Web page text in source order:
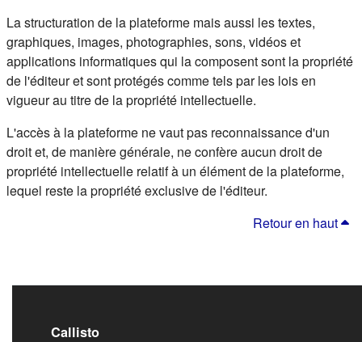
La structuration de la plateforme mais aussi les textes,
graphiques, images, photographies, sons, vidéos et
applications informatiques qui la composent sont la propriété
de l'éditeur et sont protégés comme tels par les lois en
vigueur au titre de la propriété intellectuelle.
L'accès à la plateforme ne vaut pas reconnaissance d'un
droit et, de manière générale, ne confère aucun droit de
propriété intellectuelle relatif à un élément de la plateforme,
lequel reste la propriété exclusive de l'éditeur.
Retour en haut
Callisto